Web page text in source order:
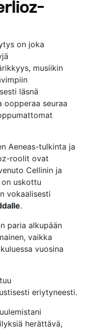
on joka
musiikin
läsnä
oopperaa seuraa
Aeneas-tulkinta ja
roolit ovat
Cellinin ja
uskottu
vokaalisesti
.
paria alkupään
vaikka
vuosina
eriytyneesti.
herättävä,